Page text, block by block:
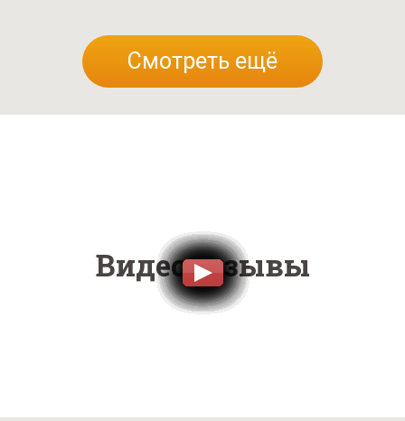
Смотреть ещё
Видеоотзывы